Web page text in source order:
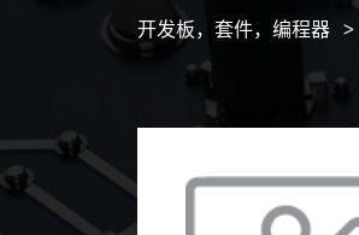
开发板，套件，编程器